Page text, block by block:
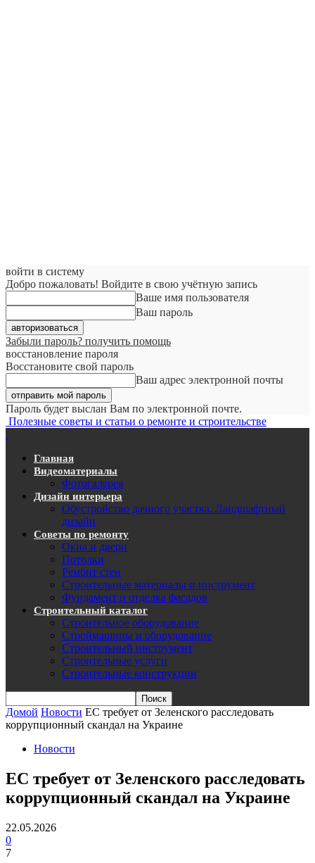
войти в систему
Добро пожаловать! Войдите в свою учётную запись
Ваше имя пользователя
Ваш пароль
Забыли пароль? получить помощь
восстановление пароля
Восстановите свой пароль
Ваш адрес электронной почты
Пароль будет выслан Вам по электронной почте.
Полезные советы и статьи о ремонте и строительстве
Главная
Видеоматериалы
Фотогалерея
Дизайн интерьера
Обустройство дачного участка. Ландшафтный
дизайн
Советы по ремонту
Окна и двери
Потолки
Ремонт стен
Строительные материалы и инструмент
Фундамент и отделка фасадов
Строительный каталог
Строительное оборудование
Строймашины и оборудование
Строительный инструмент
Строительные услуги
Строительные конструкции
Домой Новости ЕС требует от Зеленского расследовать
коррупционный скандал на Украине
Новости
ЕС требует от Зеленского расследовать
коррупционный скандал на Украине
22.05.2026
0
7